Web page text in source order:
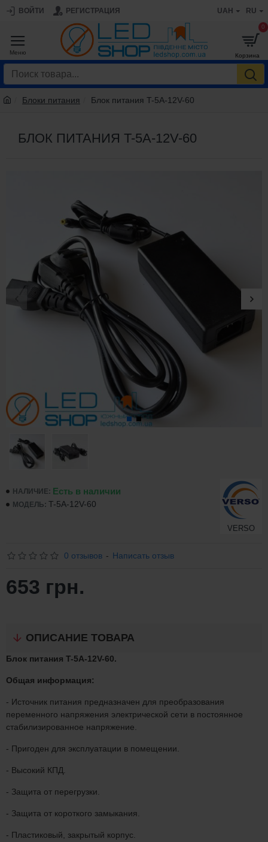
ВОЙТИ РЕГИСТРАЦИЯ UAH RU
0
Блоки питания Блок питания T-5A-12V-60
БЛОК ПИТАНИЯ T-5A-12V-60
НАЛИЧИЕ: Есть в наличии
МОДЕЛЬ: T-5A-12V-60
VERSO
0 отзывов - Написать отзыв
653 грн.
ОПИСАНИЕ ТОВАРА
Блок питания T-5A-12V-60.
Общая информация:
- Источник питания предназначен для преобразования
переменного напряжения электрической сети в постоянное
стабилизированное напряжение.
- Пригоден для эксплуатации в помещении.
- Высокий КПД.
- Защита от перегрузки.
- Защита от короткого замыкания.
- Пластиковый, закрытый корпус.